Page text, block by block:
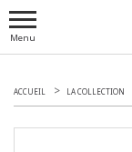
Menu
ACCUEIL LA COLLECTION